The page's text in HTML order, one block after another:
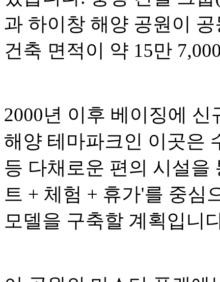
과 하이창 해양 공원이
건축 면적이 약 15만
2000년 이후 베이징에
해양 테마파크인 이곳은
등 다채로운 편의 시설을
트 + 체험 + 휴가'를 중심
모델을 구축할 계획입니